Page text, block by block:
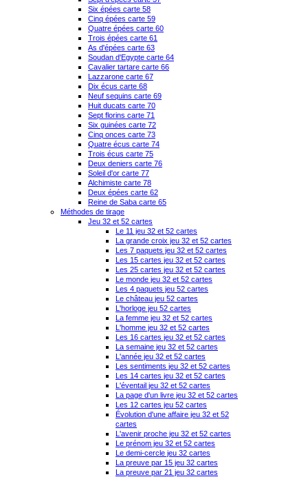
Six épées carte 58
Cinq épées carte 59
Quatre épées carte 60
Trois épées carte 61
As d'épées carte 63
Soudan d'Egypte carte 64
Cavalier tartare carte 66
Lazzarone carte 67
Dix écus carte 68
Neuf sequins carte 69
Huit ducats carte 70
Sept florins carte 71
Six guinées carte 72
Cinq onces carte 73
Quatre écus carte 74
Trois écus carte 75
Deux deniers carte 76
Soleil d'or carte 77
Alchimiste carte 78
Deux épées carte 62
Reine de Saba carte 65
Méthodes de tirage
Jeu 32 et 52 cartes
Le 11 jeu 32 et 52 cartes
La grande croix jeu 32 et 52 cartes
Les 7 paquets jeu 32 et 52 cartes
Les 15 cartes jeu 32 et 52 cartes
Les 25 cartes jeu 32 et 52 cartes
Le monde jeu 32 et 52 cartes
Les 4 paquets jeu 52 cartes
Le château jeu 52 cartes
L'horloge jeu 52 cartes
La femme jeu 32 et 52 cartes
L'homme jeu 32 et 52 cartes
Les 16 cartes jeu 32 et 52 cartes
La semaine jeu 32 et 52 cartes
L'année jeu 32 et 52 cartes
Les sentiments jeu 32 et 52 cartes
Les 14 cartes jeu 32 et 52 cartes
L'éventail jeu 32 et 52 cartes
La page d'un livre jeu 32 et 52 cartes
Les 12 cartes jeu 52 cartes
Évolution d'une affaire jeu 32 et 52
cartes
L'avenir proche jeu 32 et 52 cartes
Le prénom jeu 32 et 52 cartes
Le demi-cercle jeu 32 cartes
La preuve par 15 jeu 32 cartes
La preuve par 21 jeu 32 cartes